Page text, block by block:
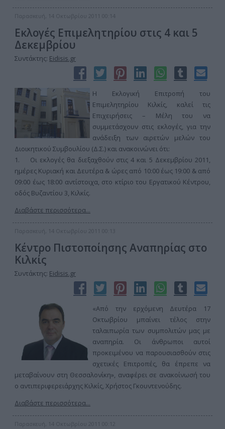
Παρασκευή, 14 Οκτωβρίου 2011 00:14
Eκλογές Επιμελητηρίου στις 4 και 5
Δεκεμβρίου
Συντάκτης: Eidisis.gr
Η Εκλογική Επιτροπή του
Επιμελητηρίου Κιλκίς, καλεί τις
Επιχειρήσεις – Μέλη του να
συμμετάσχουν στις εκλογές, για την
ανάδειξη των αιρετών μελών του
Διοικητικού Συμβουλίου (Δ.Σ.) και ανακοινώνει ότι:
1. Οι εκλογές θα διεξαχθούν στις 4 και 5 Δεκεμβρίου 2011,
ημέρες Κυριακή και Δευτέρα & ώρες από 10:00 έως 19:00 & από
09:00 έως 18:00 αντίστοιχα, στο κτίριο του Εργατικού Κέντρου,
οδός Βυζαντίου 3, Κιλκίς.
Διαβάστε περισσότερα...
Παρασκευή, 14 Οκτωβρίου 2011 00:13
Κέντρο Πιστοποίησης Αναπηρίας στο
Κιλκίς
Συντάκτης: Eidisis.gr
«Από την ερχόμενη Δευτέρα 17
Οκτωβρίου μπαίνει τέλος στην
ταλαιπωρία των συμπολιτών μας με
αναπηρία. Οι άνθρωποι αυτοί
προκειμένου να παρουσιασθούν στις
σχετικές Επιτροπές, θα έπρεπε να
μεταβαίνουν στη Θεσσαλονίκη», αναφέρει σε ανακοίνωσή του
ο αντιπεριφερειάρχης Κιλκίς, Χρήστος Γκουντενούδης.
Διαβάστε περισσότερα...
Παρασκευή, 14 Οκτωβρίου 2011 00:12